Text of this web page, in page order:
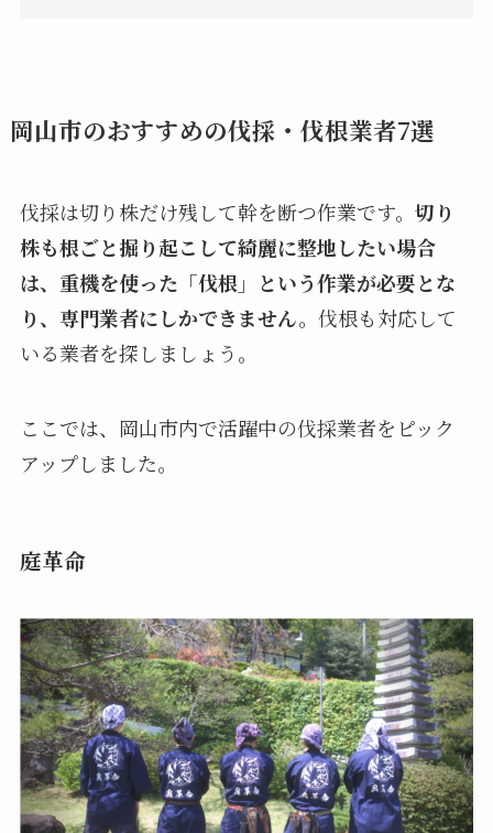
岡山市のおすすめの伐採・伐根業者7選
伐採は切り株だけ残して幹を断つ作業です。 切り
株も根ごと掘り起こして綺麗に整地したい場合
は、重機を使った「伐根」という作業が必要とな
り、専門業者にしかできません。 伐根も対応して
いる業者を探しましょう。
ここでは、岡山市内で活躍中の伐採業者をピック
アップしました。
庭革命